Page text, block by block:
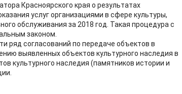
Красноярского края о результатах
услуг организациями в сфере культуры,
обслуживания за 2018 год. Такая процедура с
законом.
ряд согласований по передаче объектов в
выявленных объектов культурного наследия в
культурного наследия (памятников истории и